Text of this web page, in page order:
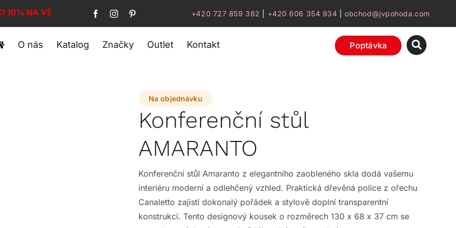
10% NA VŠE! +420 727 859 382 +420 606 354 934 |obchod@jvpohoda.com
O nás Katalog Značky Outlet Kontakt Poptávka
Na objednávku
Konferenční stůl
AMARANTO
Konferenční stůl Amaranto z elegantního zaobleného skla dodá vašemu
interiéru moderní a odlehčený vzhled. Praktická dřevěná police z ořechu
Canaletto zajistí dokonalý pořádek a stylově doplní transparentní
konstrukci. Tento designový kousek o rozměrech 130 x 68 x 37 cm se